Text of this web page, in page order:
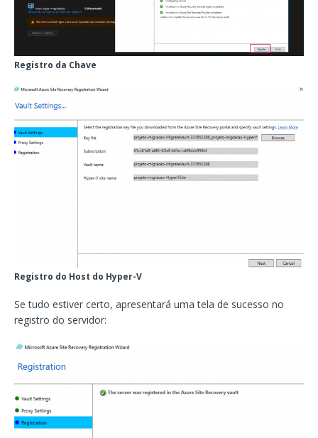
Registro da Chave
Registro do Host do Hyper-V
Se tudo estiver certo, apresentará uma tela de sucesso no
registro do servidor: